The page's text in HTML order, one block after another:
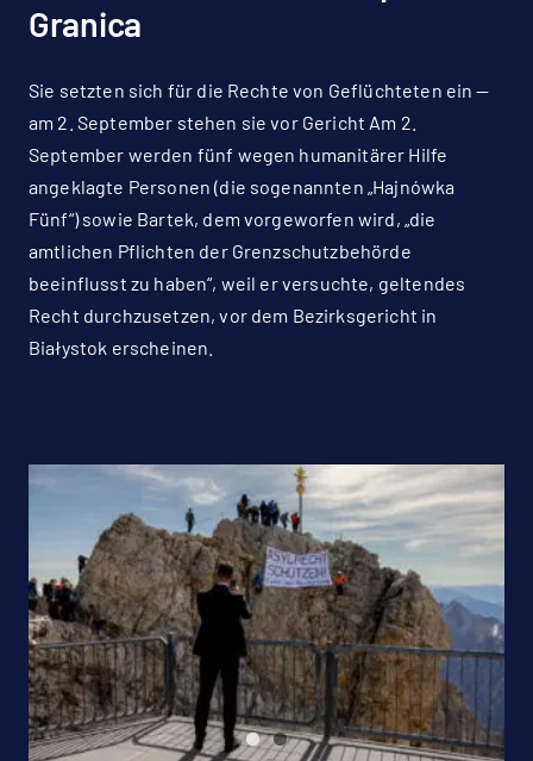
Granica
Sie setzten sich für die Rechte von Geflüchteten ein —
am 2. September stehen sie vor Gericht Am 2.
September werden fünf wegen humanitärer Hilfe
angeklagte Personen (die sogenannten „Hajnówka
Fünf“) sowie Bartek, dem vorgeworfen wird, „die
amtlichen Pflichten der Grenzschutzbehörde
beeinflusst zu haben“, weil er versuchte, geltendes
Recht durchzusetzen, vor dem Bezirksgericht in
Białystok erscheinen.